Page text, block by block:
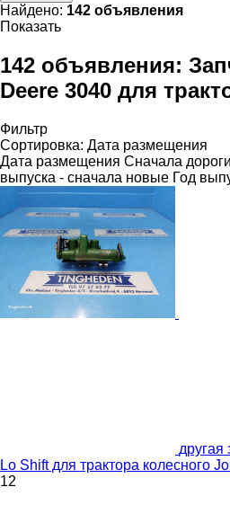
Найдено: 142 объявления
Показать
142 объявления:
Deere 3040 для
Фильтр
Сортировка: Дата размещения
Дата размещения Сначала
выпуска - сначала новые Год
другая
Lo Shift для трактора колесного
12